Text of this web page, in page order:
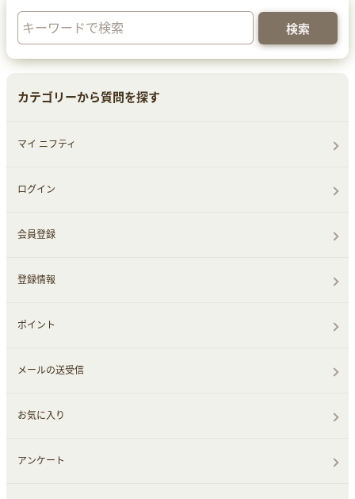
カテゴリーから質問を探す
マイ ニフティ
ログイン
会員登録
登録情報
ポイント
メールの送受信
お気に入り
アンケート